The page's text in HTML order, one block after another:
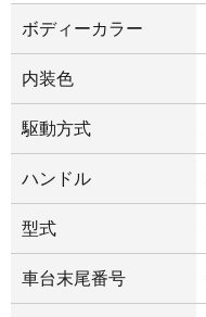
ボディーカラー
内装色
駆動方式
ハンドル
型式
車台末尾番号